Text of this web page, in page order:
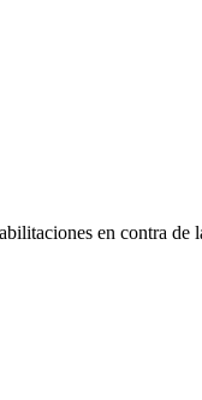
en contra de